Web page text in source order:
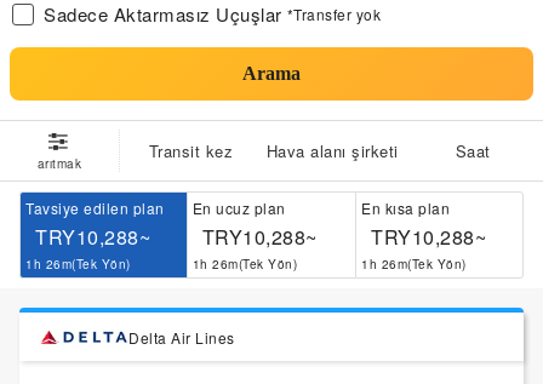
Sadece Aktarmasız Uçuşlar *Transfer yok
Arama
arıtmak
Transit kez Hava alanı şirketi Saat
Tavsiye edilen plan
TRY10,288~
1h 26m(Tek Yön)
En ucuz plan
TRY10,288~
1h 26m(Tek Yön)
En kısa plan
TRY10,288~
1h 26m(Tek Yön)
Delta Air Lines